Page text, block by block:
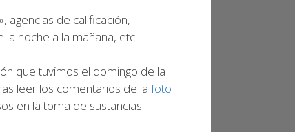
agencias de calificación,
noche a la mañana, etc.
que tuvimos el domingo de la
leer los comentarios de la foto
en la toma de sustancias